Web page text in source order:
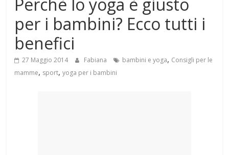
Mondo
per i bambini? Ecco tutti i
benefici
27 Maggio 2014 Fabiana bambini e yoga, Consigli per le
mamme, sport,yoga per i bambini